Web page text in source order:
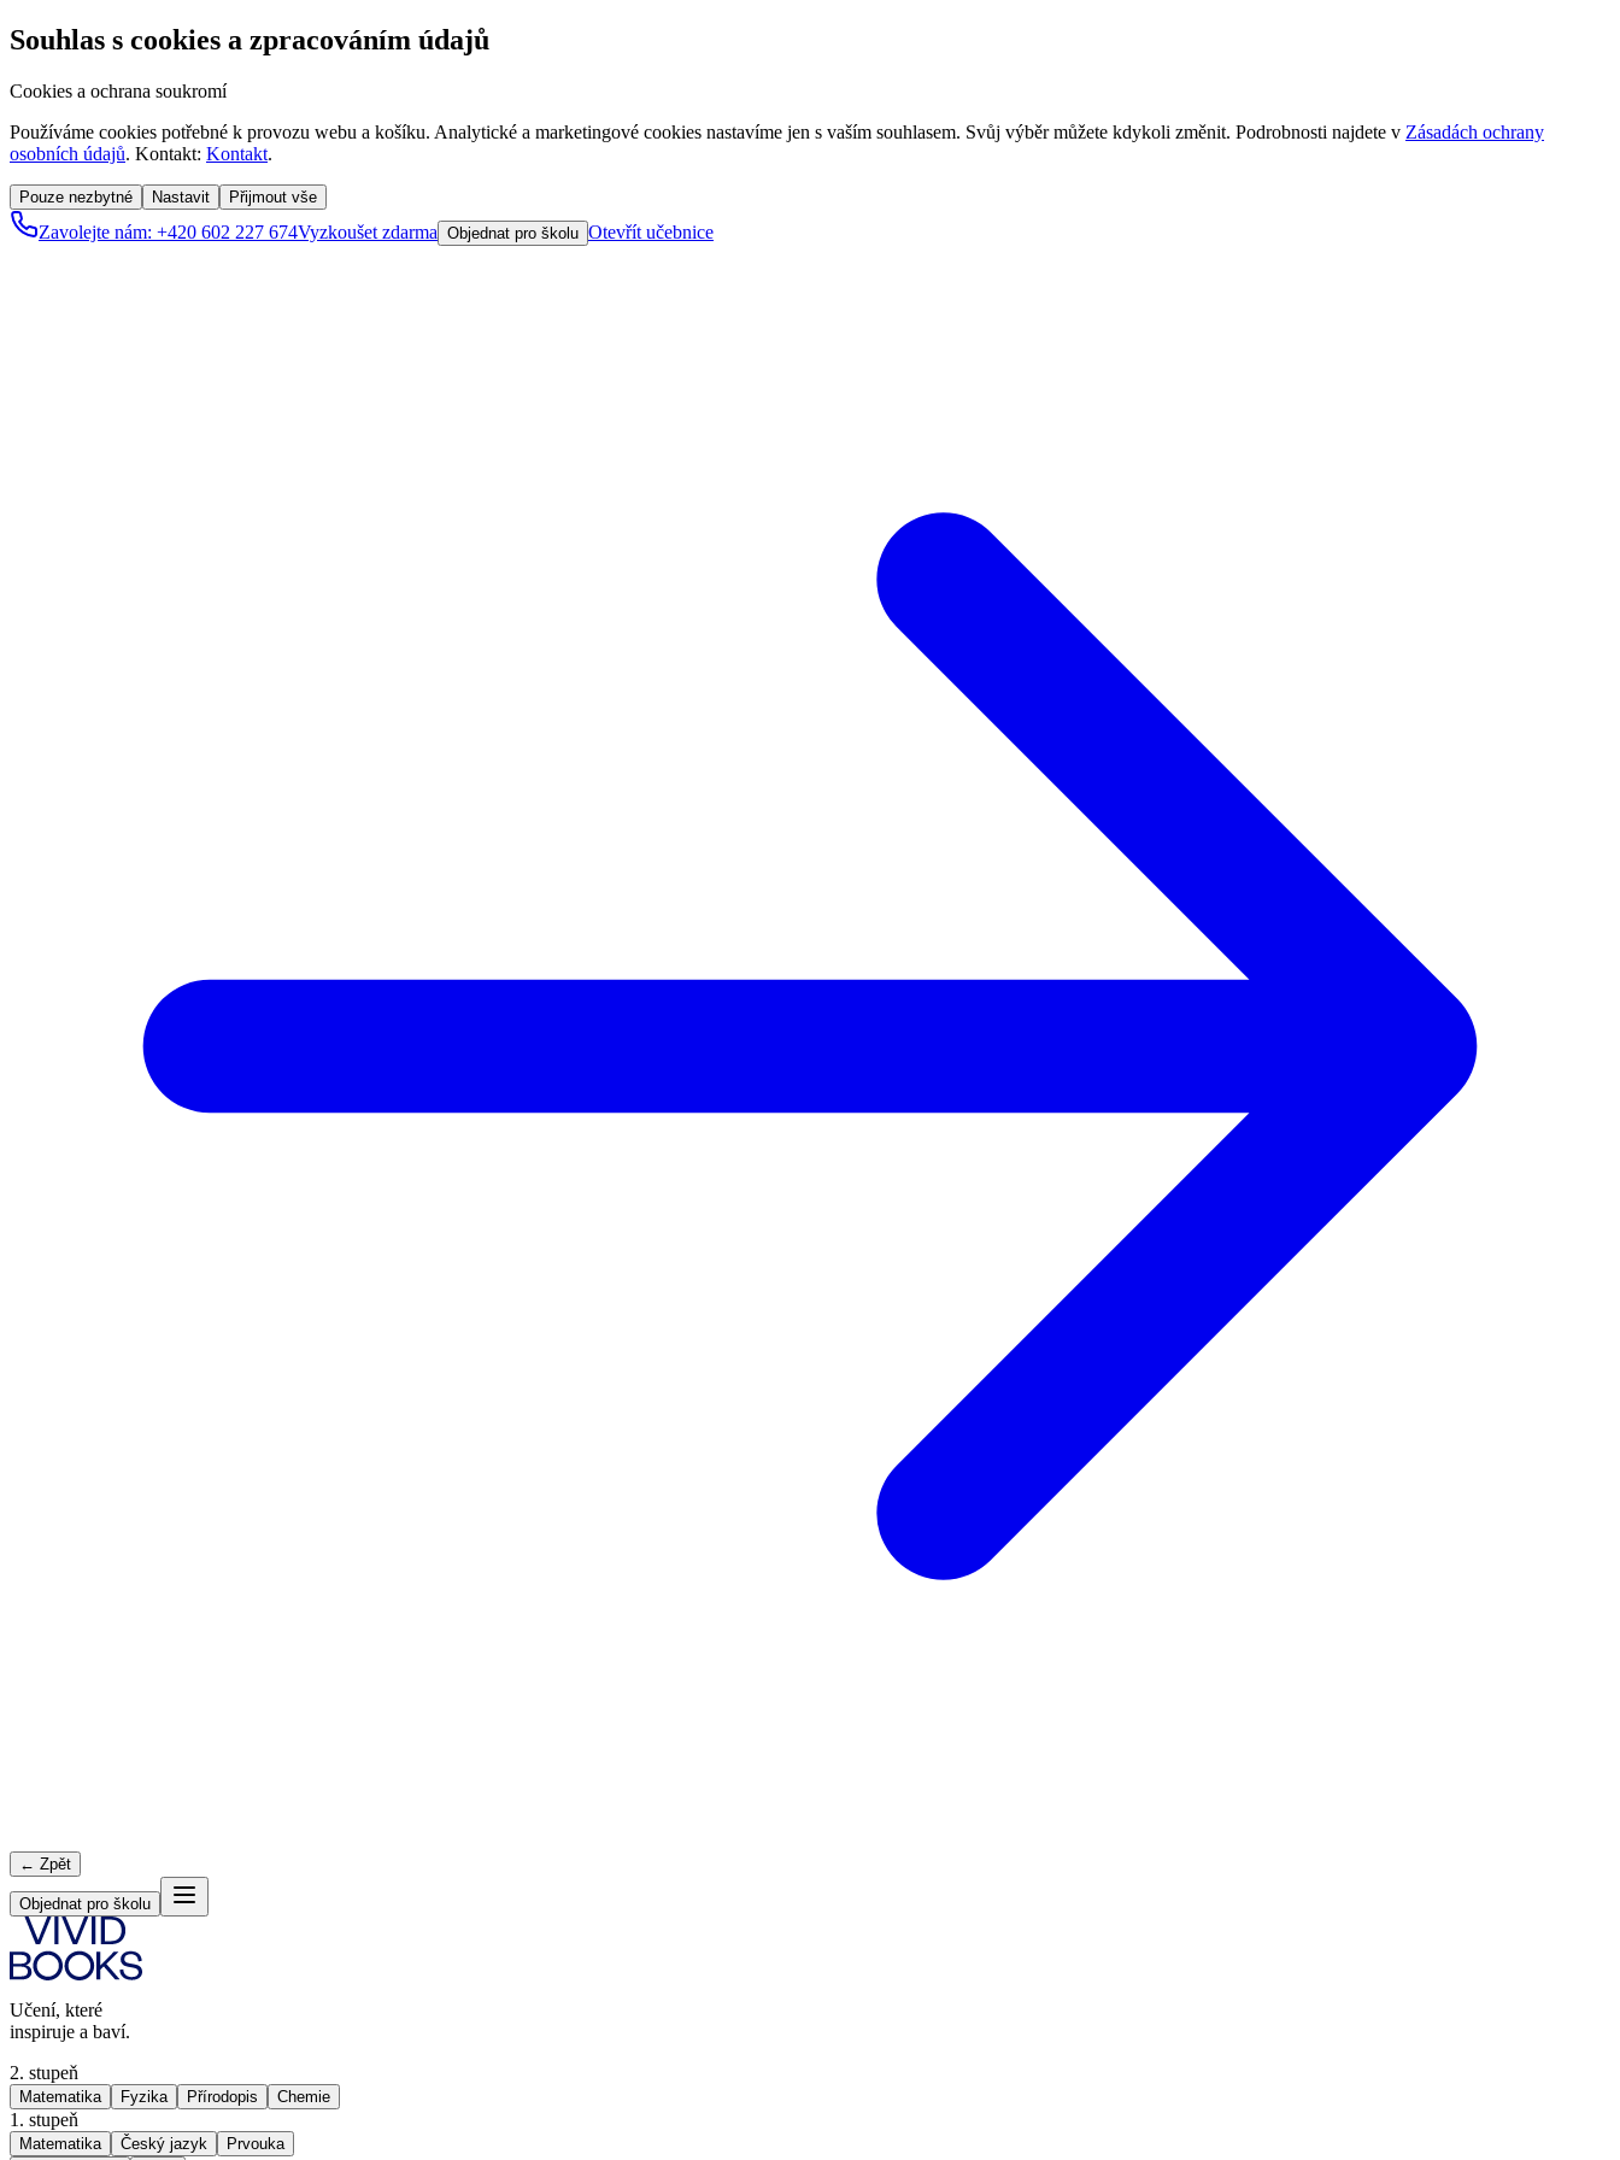
Souhlas s cookies a zpracováním údajů
Cookies a ochrana soukromí
Používáme cookies potřebné k provozu webu a košíku. Analytické a marketingové cookies nastavíme jen s vaším souhlasem. Svůj výběr můžete kdykoli změnit. Podrobnosti najdete v Zásadách ochrany
osobních údajů. Kontakt: Kontakt.
Pouze nezbytné Nastavit Přijmout vše
Zavolejte nám: +420 602 227 674Vyzkoušet zdarma Objednat pro školu Otevřít učebnice
← Zpět
Objednat pro školu
Učení, které
inspiruje a baví.
2. stupeň
Matematika Fyzika Přírodopis Chemie
1. stupeň
Matematika Český jazyk Prvouka